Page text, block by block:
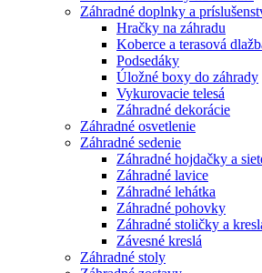
Záhradné doplnky a
Hračky na záhradu
Koberce a terasová
Podsedáky
Úložné boxy do záhrady
Vykurovacie telesá
Záhradné dekorácie
Záhradné osvetlenie
Záhradné sedenie
Záhradné hojdačky a
Záhradné lavice
Záhradné lehátka
Záhradné pohovky
Záhradné stoličky a
Závesné kreslá
Záhradné stoly